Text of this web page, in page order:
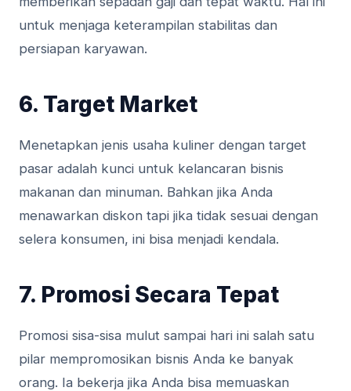
untuk menjaga keterampilan stabilitas dan
persiapan karyawan.
6. Target Market
Menetapkan jenis usaha kuliner dengan target
pasar adalah kunci untuk kelancaran bisnis
makanan dan minuman. Bahkan jika Anda
menawarkan diskon tapi jika tidak sesuai dengan
selera konsumen, ini bisa menjadi kendala.
7. Promosi Secara Tepat
Promosi sisa-sisa mulut sampai hari ini salah satu
pilar mempromosikan bisnis Anda ke banyak
orang. Ia bekerja jika Anda bisa memuaskan